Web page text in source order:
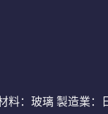
料：玻璃 製造業：